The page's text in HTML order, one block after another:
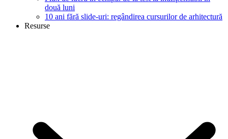
două luni
10 ani fără slide-uri: regândirea cursurilor de arhitectură
Resurse